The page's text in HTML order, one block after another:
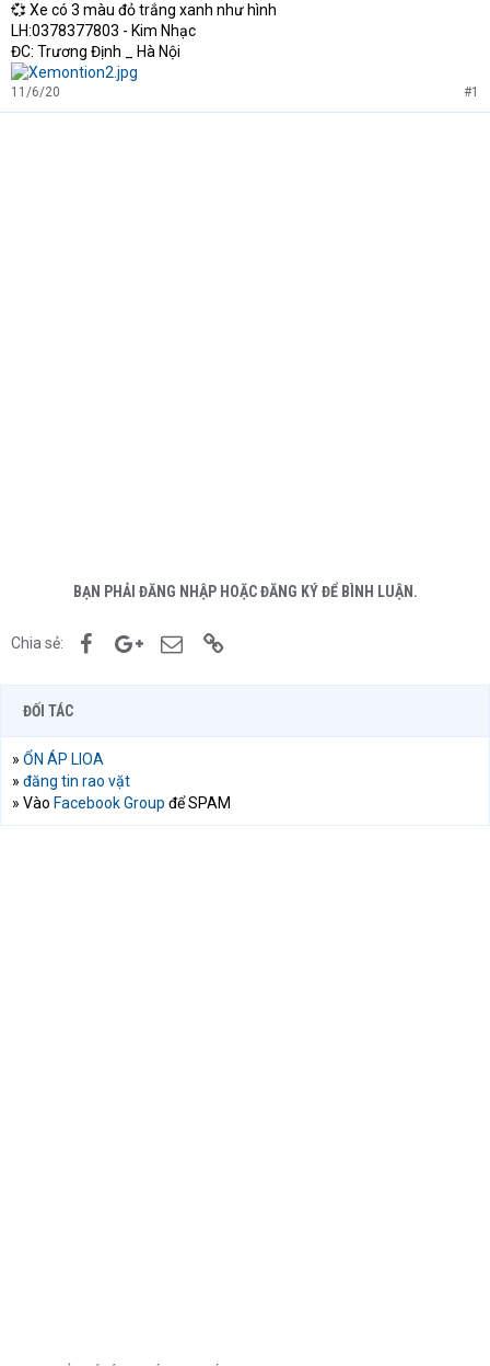
💞 Xe có 3 màu đỏ trắng xanh như hình
LH:0378377803 - Kim Nhạc
ĐC: Trương Định _ Hà Nội
11/6/20 #1
BẠN PHẢI ĐĂNG NHẬP HOẶC ĐĂNG KÝ ĐỂ BÌNH LUẬN.
Chia sẻ: FacebookGoogle+Email
ĐỐI TÁC
» ỔN ÁP LIOA
» đăng tin rao vặt
» Vào Facebook Group để SPAM